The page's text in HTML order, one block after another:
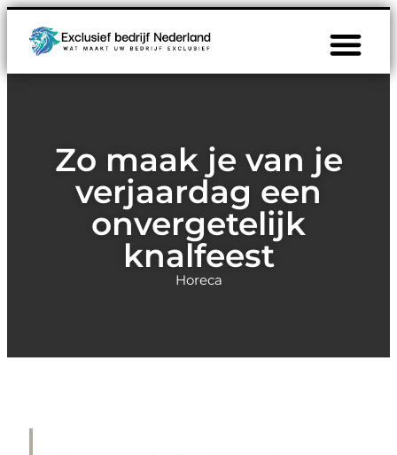
Zo maak je van je
verjaardag een
onvergetelijk
knalfeest
Horeca